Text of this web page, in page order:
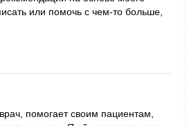
или помочь с чем-то больше,
помогает своим пациентам,